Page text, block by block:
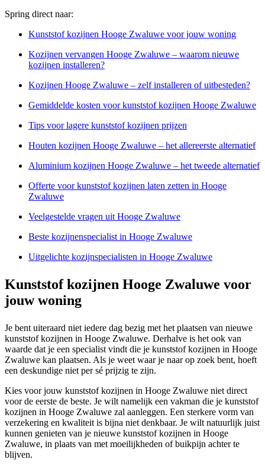
Spring direct naar:
Kunststof kozijnen Hooge Zwaluwe voor jouw woning
Kozijnen vervangen Hooge Zwaluwe – waarom nieuwe
kozijnen installeren?
Kozijnen Hooge Zwaluwe – zelf installeren of uitbesteden?
Gemiddelde kosten voor kunststof kozijnen Hooge Zwaluwe
Tips voor lagere kunststof kozijnen prijzen
Houten kozijnen Hooge Zwaluwe – het allereerste alternatief
Aluminium kozijnen Hooge Zwaluwe – het tweede alternatief
Offerte voor kunststof kozijnen laten zetten in Hooge
Zwaluwe
Veelgestelde vragen uit Hooge Zwaluwe
Beste kozijnenspecialist in Hooge Zwaluwe
Uitgelichte kozijnspecialisten in Hooge Zwaluwe
Kunststof kozijnen Hooge Zwaluwe voor
jouw woning
Je bent uiteraard niet iedere dag bezig met het plaatsen van nieuwe
kunststof kozijnen in Hooge Zwaluwe. Derhalve is het ook van
waarde dat je een specialist vindt die je kunststof kozijnen in Hooge
Zwaluwe kan plaatsen. Als je weet waar je naar op zoek bent, hoeft
een deskundige niet per sé prijzig te zijn.
Kies voor jouw kunststof kozijnen in Hooge Zwaluwe niet direct
voor de eerste de beste. Je wilt namelijk een vakman die je kunststof
kozijnen in Hooge Zwaluwe zal aanleggen. Een sterkere vorm van
verzekering en kwaliteit is bijna niet denkbaar. Je wilt natuurlijk juist
kunnen genieten van je nieuwe kunststof kozijnen in Hooge
Zwaluwe, in plaats van met moeilijkheden of buikpijn achter te
blijven.